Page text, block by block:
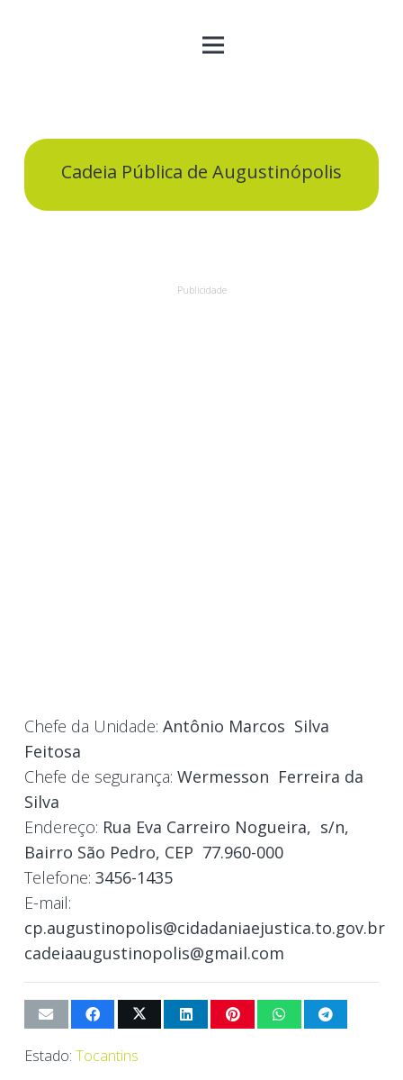
Cadeia Pública de Augustinópolis
Publicidade
Chefe da Unidade: Antônio Marcos Silva
Feitosa
Chefe de segurança: Wermesson Ferreira da
Silva
Endereço: Rua Eva Carreiro Nogueira, s/n,
Bairro São Pedro, CEP 77.960-000
Telefone: 3456-1435
E-mail:
cp.augustinopolis@cidadaniaejustica.to.gov.br
cadeiaaugustinopolis@gmail.com
Estado: Tocantins